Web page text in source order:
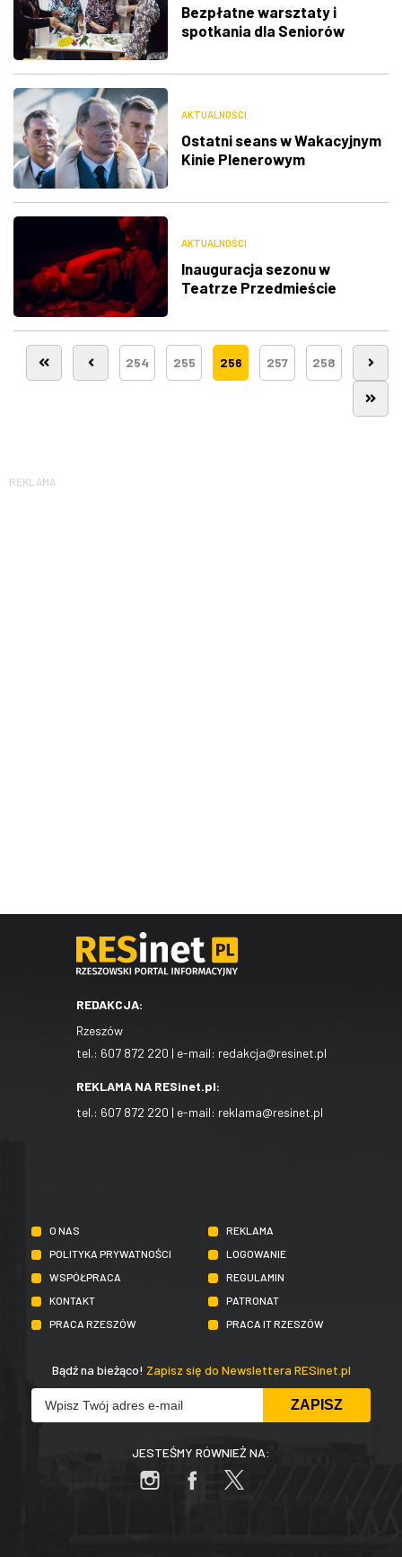
Bezpłatne warsztaty i
spotkania dla Seniorów
AKTUALNOŚCI
Ostatni seans w Wakacyjnym
Kinie Plenerowym
AKTUALNOŚCI
Inauguracja sezonu w
Teatrze Przedmieście
254 255 256 257 258
REKLAMA
REDAKCJA:
Rzeszów
tel.: 607 872 220 | e-mail: redakcja@resinet.pl
REKLAMA NA RESinet.pl:
tel.: 607 872 220 | e-mail: reklama@resinet.pl
O NAS
REKLAMA
POLITYKA PRYWATNOŚCI
LOGOWANIE
WSPÓŁPRACA
REGULAMIN
KONTAKT
PATRONAT
PRACA RZESZÓW
PRACA IT RZESZÓW
Bądź na bieżąco! Zapisz się do Newslettera RESinet.pl
JESTEŚMY RÓWNIEŻ NA: